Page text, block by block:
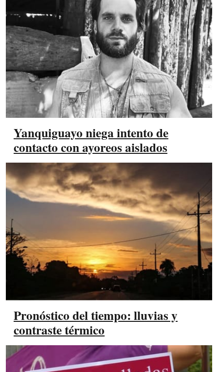
Yanquiguayo niega intento de
contacto con ayoreos aislados
Pronóstico del tiempo: lluvias y
contraste térmico